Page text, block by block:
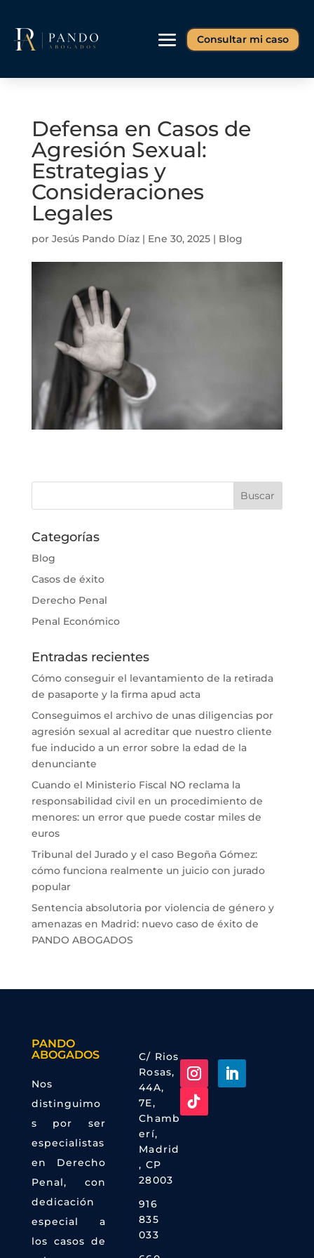
Consultar mi caso
Defensa en Casos de
Agresión Sexual:
Estrategias y
Consideraciones
Legales
por Jesús Pando Díaz| Ene 30, 2025| Blog
Categorías
Blog
Casos de éxito
Derecho Penal
Penal Económico
Entradas recientes
Cómo conseguir el levantamiento de la retirada
de pasaporte y la firma apud acta
Conseguimos el archivo de unas diligencias por
agresión sexual al acreditar que nuestro cliente
fue inducido a un error sobre la edad de la
denunciante
Cuando el Ministerio Fiscal NO reclama la
responsabilidad civil en un procedimiento de
menores: un error que puede costar miles de
euros
Tribunal del Jurado y el caso Begoña Gómez:
cómo funciona realmente un juicio con jurado
popular
Sentencia absolutoria por violencia de género y
amenazas en Madrid: nuevo caso de éxito de
PANDO ABOGADOS
PANDO
ABOGADOS
Nos
distinguimo
s por ser
especialistas
en Derecho
Penal, con
dedicación
especial a
los casos de
C/ Rios
Rosas,
44A,
7E,
Chamb
erí,
Madrid
, CP
28003
916
835
033